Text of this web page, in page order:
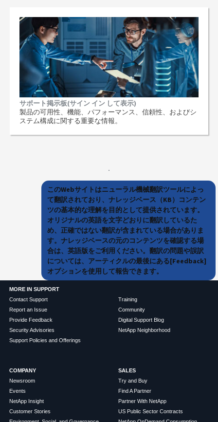
サポート掲示板(サイン イン して表示)
製品の可用性、機能、パフォーマンス、信頼性、およびシ
ステム構成に関する重要な情報。
このWebサイトはニューラル機械翻訳ツールによっ
て翻訳されており、ナレッジベース（KB）コンテン
ツの基本的な理解を目的として提供されています。
オリジナルの英語を文字どおりに翻訳しているた
め、正確ではない翻訳が含まれている場合がありま
す。ナレッジベースの元のコンテンツを確認する場
合は、英語版をご利用ください。翻訳の問題や誤訳
については、アーティクルの最後にある[Feedback]
オプションを使用して報告できます。
MORE IN SUPPORT
Contact Support
Report an Issue
Provide Feedback
Security Advisories
Support Policies and Offerings
Training
Community
Digital Support Blog
NetApp Neighborhood
COMPANY
Newsroom
Events
NetApp Insight
Customer Stories
SALES
Try and Buy
Find A Partner
Partner With NetApp
US Public Sector Contracts